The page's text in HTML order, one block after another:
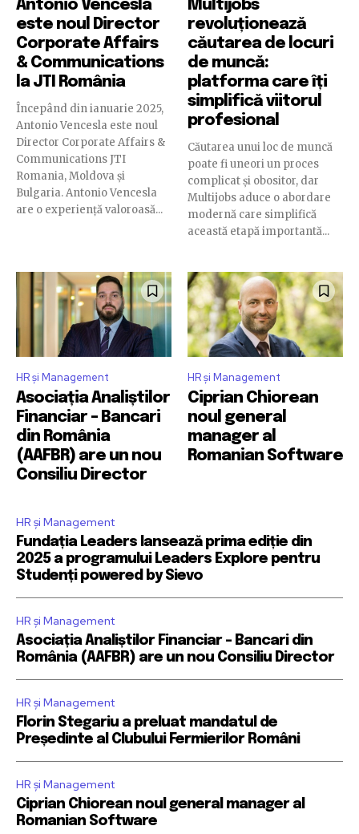
Antonio Vencesla
este noul Director
Corporate Affairs
& Communications
la JTI România
Începând din ianuarie 2025,
Antonio Vencesla este noul
Director Corporate Affairs &
Communications JTI
Romania, Moldova și
Bulgaria. Antonio Vencesla
are o experiență valoroasă...
Multijobs
revoluționează
căutarea de locuri
de muncă:
platforma care îți
simplifică viitorul
profesional
Căutarea unui loc de muncă
poate fi uneori un proces
complicat și obositor, dar
Multijobs aduce o abordare
modernă care simplifică
această etapă importantă...
HR și Management
Asociația Analiștilor
Financiar – Bancari
din România
(AAFBR) are un nou
Consiliu Director
HR și Management
Ciprian Chiorean
noul general
manager al
Romanian Software
HR și Management
Fundația Leaders lansează prima ediție din
2025 a programului Leaders Explore pentru
Studenți powered by Sievo
HR și Management
Asociația Analiștilor Financiar – Bancari din
România (AAFBR) are un nou Consiliu Director
HR și Management
Florin Stegariu a preluat mandatul de
Președinte al Clubului Fermierilor Români
HR și Management
Ciprian Chiorean noul general manager al
Romanian Software